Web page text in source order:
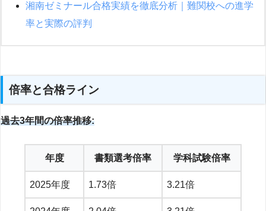
湘南ゼミナール合格実績を徹底分析｜難関校への進学
率と実際の評判
倍率と合格ライン
過去3年間の倍率推移:
年度 書類選考倍率 学科試験倍率
2025年度 1.73倍 3.21倍